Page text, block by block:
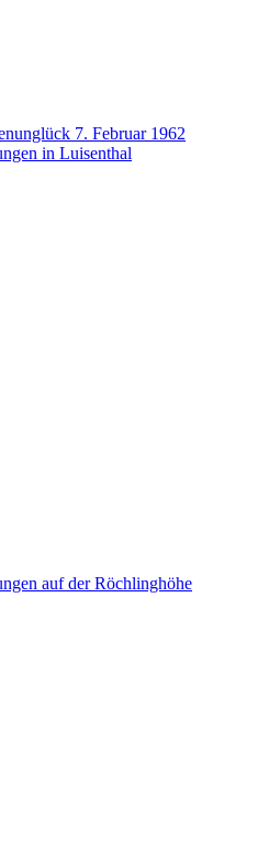
7. Februar 1962
in Luisenthal
auf der Röchlinghöhe